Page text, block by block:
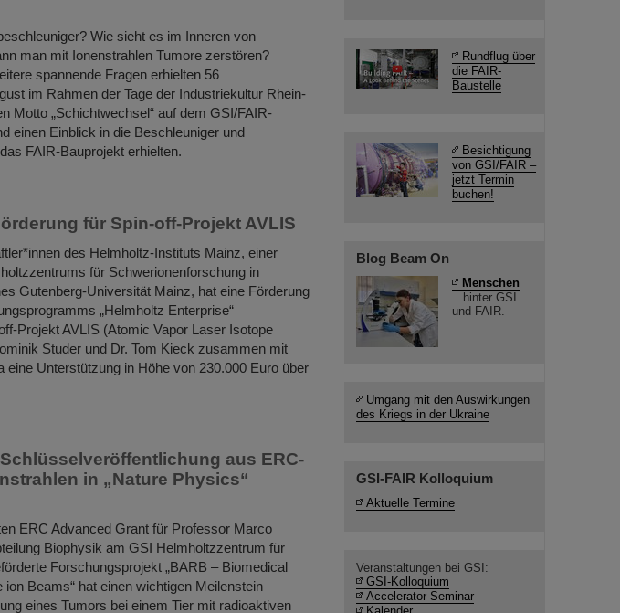
Wie sieht es im Inneren von
man mit Ionenstrahlen Tumore zerstören?
spannende Fragen erhielten 56
im Rahmen der Tage der Industriekultur Rhein-
Motto „Schichtwechsel“ auf dem GSI/FAIR-
einen Einblick in die Beschleuniger und
FAIR-Bauprojekt erhielten.
für Spin-off-Projekt AVLIS
des Helmholtz-Instituts Mainz, einer
für Schwerionenforschung in
Gutenberg-Universität Mainz, hat eine Förderung
„Helmholtz Enterprise“
Projekt AVLIS (Atomic Vapor Laser Isotope
Studer und Dr. Tom Kieck zusammen mit
eine Unterstützung in Höhe von 230.000 Euro über
aus ERC-
in „Nature Physics“
ERC Advanced Grant für Professor Marco
Biophysik am GSI Helmholtzzentrum für
Forschungsprojekt „BARB – Biomedical
Beams“ hat einen wichtigen Meilenstein
eines Tumors bei einem Tier mit radioaktiven
Rundflug über
die FAIR-
Baustelle
Besichtigung
von GSI/FAIR –
jetzt Termin
buchen!
Blog Beam On
Menschen
...hinter GSI
und FAIR.
Umgang mit den Auswirkungen
des Kriegs in der Ukraine
GSI-FAIR Kolloquium
Aktuelle Termine
Veranstaltungen bei GSI:
GSI-Kolloquium
Accelerator Seminar